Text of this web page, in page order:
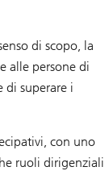
di scopo, la
alle persone di
di superare i
con uno
ruoli dirigenziali